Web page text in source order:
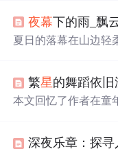
的文学化表达，不涉
术应用。
夜幕下的雨_飘
夏日的落幕在山边轻
了一袭彩霞的外衣。
檐，圆月将夜色揽入
繁星的舞蹈依旧
本文回忆了作者在童